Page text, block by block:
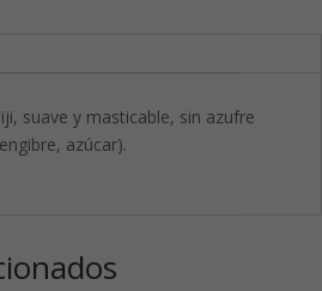
suave y masticable, sin azufre
azúcar).